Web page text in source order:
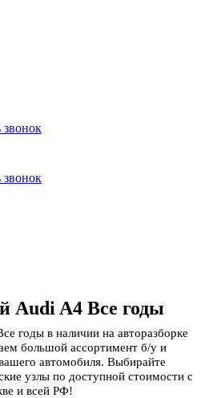
звонок
звонок
Audi A4 Все годы
годы в наличии на авторазборке
большой ассортимент б/у и
автомобиля. Выбирайте
узлы по доступной стоимости с
и всей РФ!